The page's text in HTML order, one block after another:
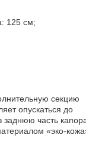
125 см;
секцию
опускаться до
заднюю часть
«эко-